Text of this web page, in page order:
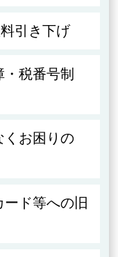
引き下げ
・税番号制
くお困りの
ド等への旧